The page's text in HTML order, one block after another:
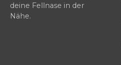
deine Fellnase in der
Nähe.